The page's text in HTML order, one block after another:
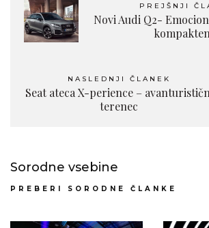
PREJŠNJI
Novi Audi Q2-
NASLEDNJI ČLANEK
Seat ateca X-perience –
terenec
Sorodne vsebine
PREBERI SORODNE ČLANKE